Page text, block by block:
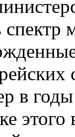
в